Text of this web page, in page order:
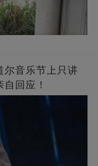
尔音乐节上只讲
回应！